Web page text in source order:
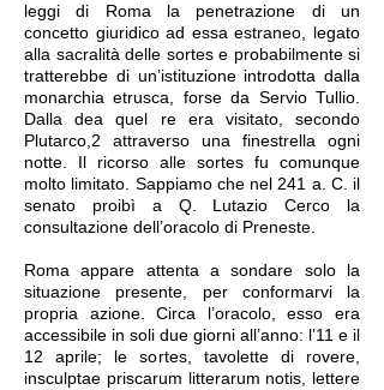
leggi di Roma la penetrazione di un
concetto giuridico ad essa estraneo, legato
alla sacralità delle sortes e probabilmente si
tratterebbe di un’istituzione introdotta dalla
monarchia etrusca, forse da Servio Tullio.
Dalla dea quel re era visitato, secondo
Plutarco,2 attraverso una finestrella ogni
notte. Il ricorso alle sortes fu comunque
molto limitato. Sappiamo che nel 241 a. C. il
senato proibì a Q. Lutazio Cerco la
consultazione dell’oracolo di Preneste.
Roma appare attenta a sondare solo la
situazione presente, per conformarvi la
propria azione. Circa l’oracolo, esso era
accessibile in soli due giorni all’anno: l’11 e il
12 aprile; le sortes, tavolette di rovere,
insculptae priscarum litterarum notis, lettere